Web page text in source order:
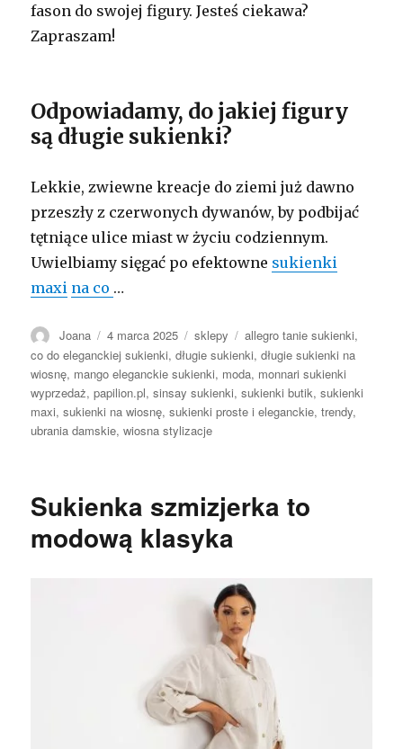
fason do swojej figury. Jesteś ciekawa?
Zapraszam!
Odpowiadamy, do jakiej figury
są długie sukienki?
Lekkie, zwiewne kreacje do ziemi już dawno
przeszły z czerwonych dywanów, by podbijać
tętniące ulice miast w życiu codziennym.
Uwielbiamy sięgać po efektowne sukienki
maxi na co …
Autor
Joana Opublikowano
4 marca 2025 Kategorie
sklepy Tagi
allegro tanie sukienki,
co do eleganckiej sukienki,długie sukienki,długie sukienki na
wiosnę, mango eleganckie sukienki, moda, monnari sukienki
wyprzedaż,papilion.pl,sinsay sukienki,sukienki butik,sukienki
maxi,sukienki na wiosnę,sukienki proste i eleganckie,trendy,
ubrania damskie,wiosna stylizacje
Sukienka szmizjerka to
modową klasyka